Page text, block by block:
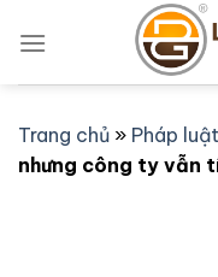
qua
Trang chủ » Pháp luật
nhưng công ty vẫn